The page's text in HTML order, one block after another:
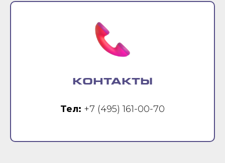
КОНТАКТЫ
Тел: +7 (495) 161-00-70